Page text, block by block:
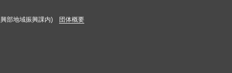
興部地域振興課内) 団体概要